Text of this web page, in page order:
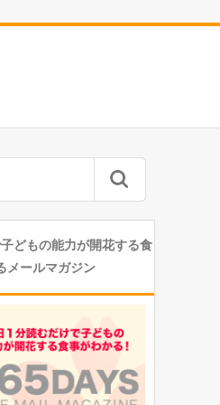
どもの能力が開花する食
メールマガジン